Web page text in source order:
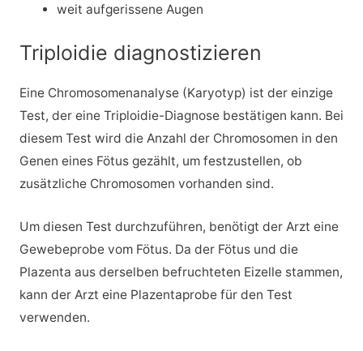
weit aufgerissene Augen
Triploidie diagnostizieren
Eine Chromosomenanalyse (Karyotyp) ist der einzige
Test, der eine Triploidie-Diagnose bestätigen kann. Bei
diesem Test wird die Anzahl der Chromosomen in den
Genen eines Fötus gezählt, um festzustellen, ob
zusätzliche Chromosomen vorhanden sind.
Um diesen Test durchzuführen, benötigt der Arzt eine
Gewebeprobe vom Fötus. Da der Fötus und die
Plazenta aus derselben befruchteten Eizelle stammen,
kann der Arzt eine Plazentaprobe für den Test
verwenden.